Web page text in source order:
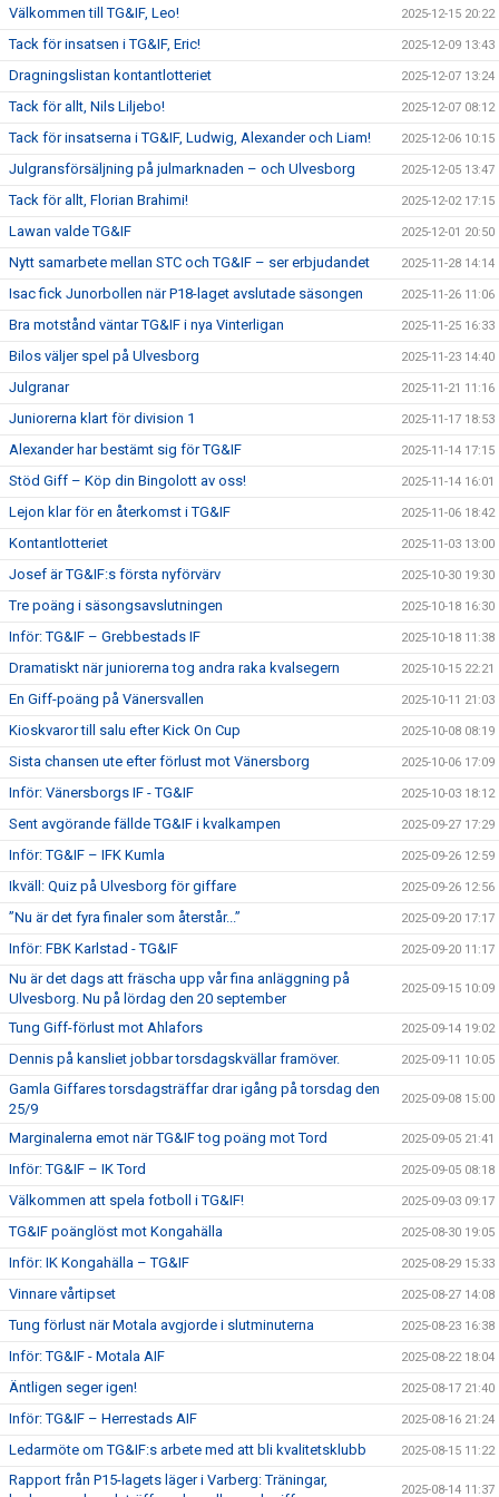
Välkommen till TG&IF, Leo! 2025-12-15 20:22
Tack för insatsen i TG&IF, Eric! 2025-12-09 13:43
Dragningslistan kontantlotteriet 2025-12-07 13:24
Tack för allt, Nils Liljebo! 2025-12-07 08:12
Tack för insatserna i TG&IF, Ludwig, Alexander och Liam! 2025-12-06 10:15
Julgransförsäljning på julmarknaden – och Ulvesborg 2025-12-05 13:47
Tack för allt, Florian Brahimi! 2025-12-02 17:15
Lawan valde TG&IF 2025-12-01 20:50
Nytt samarbete mellan STC och TG&IF – ser erbjudandet 2025-11-28 14:14
Isac fick Junorbollen när P18-laget avslutade säsongen 2025-11-26 11:06
Bra motstånd väntar TG&IF i nya Vinterligan 2025-11-25 16:33
Bilos väljer spel på Ulvesborg 2025-11-23 14:40
Julgranar 2025-11-21 11:16
Juniorerna klart för division 1 2025-11-17 18:53
Alexander har bestämt sig för TG&IF 2025-11-14 17:15
Stöd Giff – Köp din Bingolott av oss! 2025-11-14 16:01
Lejon klar för en återkomst i TG&IF 2025-11-06 18:42
Kontantlotteriet 2025-11-03 13:00
Josef är TG&IF:s första nyförvärv 2025-10-30 19:30
Tre poäng i säsongsavslutningen 2025-10-18 16:30
Inför: TG&IF – Grebbestads IF 2025-10-18 11:38
Dramatiskt när juniorerna tog andra raka kvalsegern 2025-10-15 22:21
En Giff-poäng på Vänersvallen 2025-10-11 21:03
Kioskvaror till salu efter Kick On Cup 2025-10-08 08:19
Sista chansen ute efter förlust mot Vänersborg 2025-10-06 17:09
Inför: Vänersborgs IF - TG&IF 2025-10-03 18:12
Sent avgörande fällde TG&IF i kvalkampen 2025-09-27 17:29
Inför: TG&IF – IFK Kumla 2025-09-26 12:59
Ikväll: Quiz på Ulvesborg för giffare 2025-09-26 12:56
”Nu är det fyra finaler som återstår...” 2025-09-20 17:17
Inför: FBK Karlstad - TG&IF 2025-09-20 11:17
Nu är det dags att fräscha upp vår fina anläggning på
Ulvesborg. Nu på lördag den 20 september
2025-09-15 10:09
Tung Giff-förlust mot Ahlafors 2025-09-14 19:02
Dennis på kansliet jobbar torsdagskvällar framöver. 2025-09-11 10:05
Gamla Giffares torsdagsträffar drar igång på torsdag den
25/9
2025-09-08 15:00
Marginalerna emot när TG&IF tog poäng mot Tord 2025-09-05 21:41
Inför: TG&IF – IK Tord 2025-09-05 08:18
Välkommen att spela fotboll i TG&IF! 2025-09-03 09:17
TG&IF poänglöst mot Kongahälla 2025-08-30 19:05
Inför: IK Kongahälla – TG&IF 2025-08-29 15:33
Vinnare vårtipset 2025-08-27 14:08
Tung förlust när Motala avgjorde i slutminuterna 2025-08-23 16:38
Inför: TG&IF - Motala AIF 2025-08-22 18:04
Äntligen seger igen! 2025-08-17 21:40
Inför: TG&IF – Herrestads AIF 2025-08-16 21:24
Ledarmöte om TG&IF:s arbete med att bli kvalitetsklubb 2025-08-15 11:22
Rapport från P15-lagets läger i Varberg: Träningar,
2025-08-14 11:37